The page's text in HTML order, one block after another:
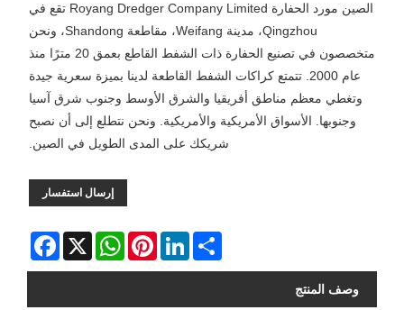
الصين مورد الحفارة Royang Dredger Company Limited تقع في
Qingzhou، مدينة Weifang، مقاطعة Shandong، ونحن
متخصصون في تصنيع الحفارة ذات الشفط القاطع بعمق 20 مترًا منذ
عام 2000. تتمتع كراكات الشفط القاطعة لدينا بميزة سعرية جيدة
وتغطي معظم مناطق أفريقيا والشرق الأوسط وجنوب شرق آسيا
وجنوبها. الأسواق الأمريكية والأمريكية. ونحن نتطلع إلى أن نصبح
شريكك على المدى الطويل في الصين.
إرسال استفسار
Facebook X
WhatsAppPinterestLinkedInShare
وصف المنتج